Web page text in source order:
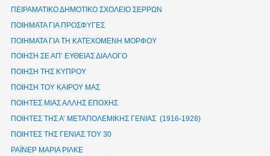
ΠΕΙΡΑΜΑΤΙΚΟ ΔΗΜΟΤΙΚΟ ΣΧΟΛΕΙΟ ΣΕΡΡΩΝ
ΠΟΙΗΜΑΤΑ ΓΙΑ ΠΡΟΣΦΥΓΕΣ
ΠΟΙΗΜΑΤΑ ΓΙΑ ΤΗ ΚΑΤΕΧΟΜΕΝΗ ΜΟΡΦΟΥ
ΠΟΙΗΣΗ ΣΕ ΑΠ’ ΕΥΘΕΙΑΣ ΔΙΑΛΟΓΟ
ΠΟΙΗΣΗ ΤΗΣ ΚΥΠΡΟΥ
ΠΟΙΗΣΗ ΤΟΥ ΚΑΙΡΟΥ ΜΑΣ
ΠΟΙΗΤΕΣ ΜΙΑΣ ΑΛΛΗΣ ΕΠΟΧΗΣ
ΠΟΙΗΤΕΣ ΤΗΣ Α’ ΜΕΤΑΠΟΛΕΜΙΚΗΣ ΓΕΝΙΑΣ (1916-1928)
ΠΟΙΗΤΕΣ ΤΗΣ ΓΕΝΙΑΣ ΤΟΥ 30
ΡΑΪΝΕΡ ΜΑΡΙΑ ΡΙΛΚΕ